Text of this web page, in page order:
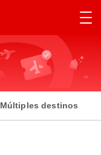
Múltiples destinos